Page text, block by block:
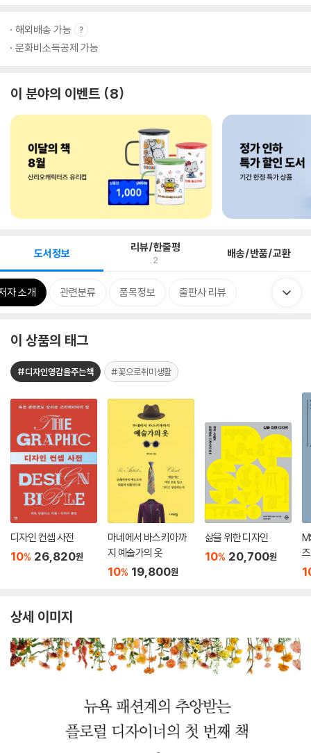
해외배송 가능
문화비소득공제 가능
이 분야의 이벤트 8
도서정보 리뷰/한줄평
2 배송/반품/교환
자 소개 관련분류 품목정보 출판사 리뷰
이 상품의 태그
#디자인영감을주는책 #꽃으로취미생활
디자인 컨셉 사전
10% 26,820원
마네에서 바스키아까
지 예술가의 옷
10% 19,800원
삶을 위한 디자인
10% 20,700원
상세 이미지